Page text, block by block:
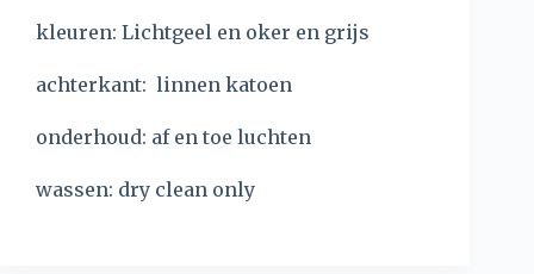
kleuren: Lichtgeel en oker en grijs
achterkant: linnen katoen
onderhoud: af en toe luchten
wassen: dry clean only